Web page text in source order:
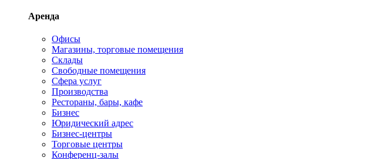
Аренда
Офисы
Магазины, торговые помещения
Склады
Свободные помещения
Сфера услуг
Производства
Рестораны, бары, кафе
Бизнес
Юридический адрес
Бизнес-центры
Торговые центры
Конференц-залы